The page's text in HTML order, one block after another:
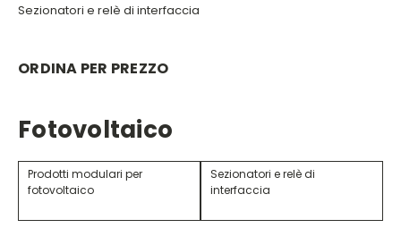
Sezionatori e relè di interfaccia
ORDINA PER PREZZO
Fotovoltaico
Prodotti modulari per
fotovoltaico
Sezionatori e relè di
interfaccia